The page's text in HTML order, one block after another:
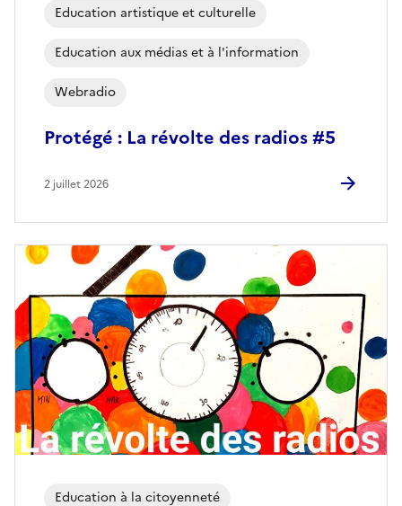
Protégé : La révolte des radios #5
Education artistique et culturelle
Education aux médias et à l'information
Webradio
2 juillet 2026
Education à la citoyenneté